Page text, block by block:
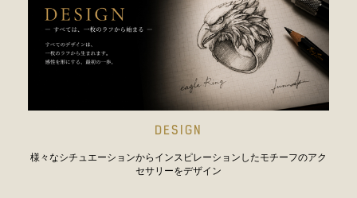
DESIGN
様々なシチュエーションからインスピレーションしたモチーフのアク
セサリーをデザイン